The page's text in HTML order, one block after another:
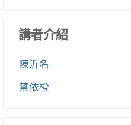
講者介紹
陳沂名
蔡依橙